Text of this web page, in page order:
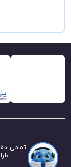
تمامی حقوق